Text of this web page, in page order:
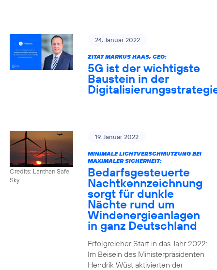
24. Januar 2022
ZITAT MARKUS HAAS, CEO:
5G ist der wichtigste
Baustein in der
Credits: Lanthan Safe
Sky
19. Januar 2022
MINIMALE LICHTVERSCHMUTZUNG BEI
MAXIMALER SICHERHEIT:
Bedarfsgesteuerte
Nachtkennzeichnung
sorgt für dunkle
Nächte rund um
Windenergieanlagen
in ganz Deutschland
Erfolgreicher Start in das Jahr 2022:
Im Beisein des Ministerpräsidenten
Hendrik Wüst aktivierten der